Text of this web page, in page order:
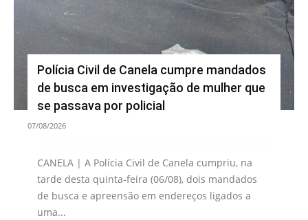
Polícia Civil de Canela cumpre mandados
de busca em investigação de mulher que
se passava por policial
07/08/2026
CANELA | A Polícia Civil de Canela cumpriu, na
tarde desta quinta-feira (06/08), dois mandados
de busca e apreensão em endereços ligados a
uma...